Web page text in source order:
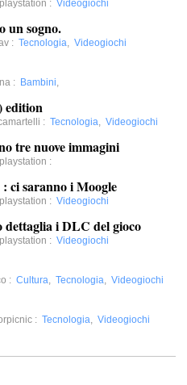
: Videogiochi
un sogno.
: Tecnologia, Videogiochi
: Bambini,
edition
: Tecnologia, Videogiochi
tre nuove immagini
:
ci saranno i Moogle
: Videogiochi
i DLC del gioco
: Videogiochi
: Cultura, Tecnologia, Videogiochi
: Tecnologia, Videogiochi